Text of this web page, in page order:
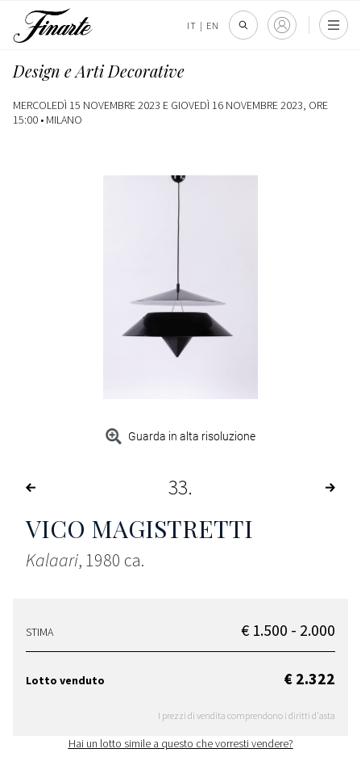
IT | EN
Design e Arti Decorative
MERCOLEDÌ 15 NOVEMBRE 2023 E GIOVEDÌ 16 NOVEMBRE 2023, ORE
15:00 • MILANO
Guarda in alta risoluzione
33
VICO MAGISTRETTI
Kalaari, 1980 ca.
STIMA € 1.500 - 2.000
Lotto venduto € 2.322
I prezzi di vendita comprendono i diritti d'asta
Hai un lotto simile a questo che vorresti vendere?